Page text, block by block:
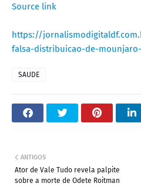
Source link
https://
falsa-distribuicao-de-
SAUDE
ANTIGOS
Ator de Vale Tudo revela palpite
sobre a morte de Odete Roitman